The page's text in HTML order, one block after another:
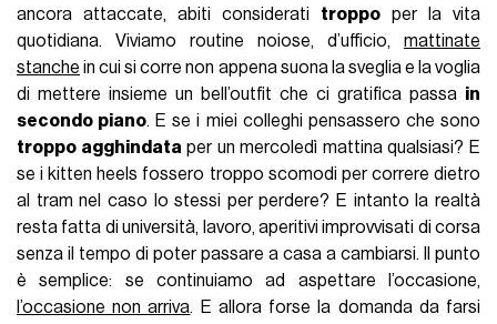
ancora attaccate, abiti considerati troppo per la vita
quotidiana. Viviamo routine noiose, d’ufficio, mattinate
stanche in cui si corre non appena suona la sveglia e la voglia
di mettere insieme un bell’outfit che ci gratifica passa in
secondo piano. E se i miei colleghi pensassero che sono
troppo agghindataper un mercoledì mattina qualsiasi? E
se i kitten heels fossero troppo scomodi per correre dietro
al tram nel caso lo stessi per perdere? E intanto la realtà
resta fatta di università, lavoro, aperitivi improvvisati di corsa
senza il tempo di poter passare a casa a cambiarsi. Il punto
è semplice: se continuiamo ad aspettare l’occasione,
l’occasione non arriva. E allora forse la domanda da farsi